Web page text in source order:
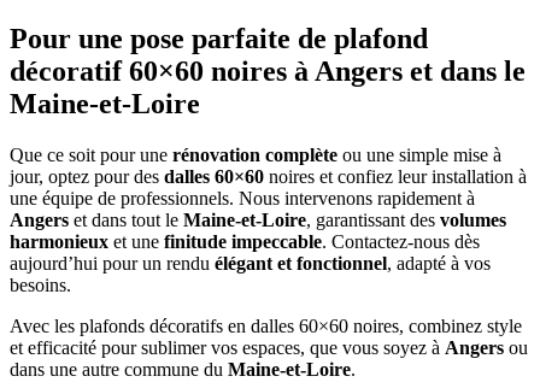
Pour une pose parfaite de plafond
décoratif 60×60 noires à Angers et dans le
Maine-et-Loire
Que ce soit pour une rénovation complète ou une simple mise à
jour, optez pour des dalles 60×60 noires et confiez leur installation à
une équipe de professionnels. Nous intervenons rapidement à
Angers et dans tout le Maine-et-Loire, garantissant des volumes
harmonieux et une finitude impeccable. Contactez-nous dès
aujourd’hui pour un rendu élégant et fonctionnel, adapté à vos
besoins.
Avec les plafonds décoratifs en dalles 60×60 noires, combinez style
et efficacité pour sublimer vos espaces, que vous soyez à Angers ou
dans une autre commune du Maine-et-Loire.